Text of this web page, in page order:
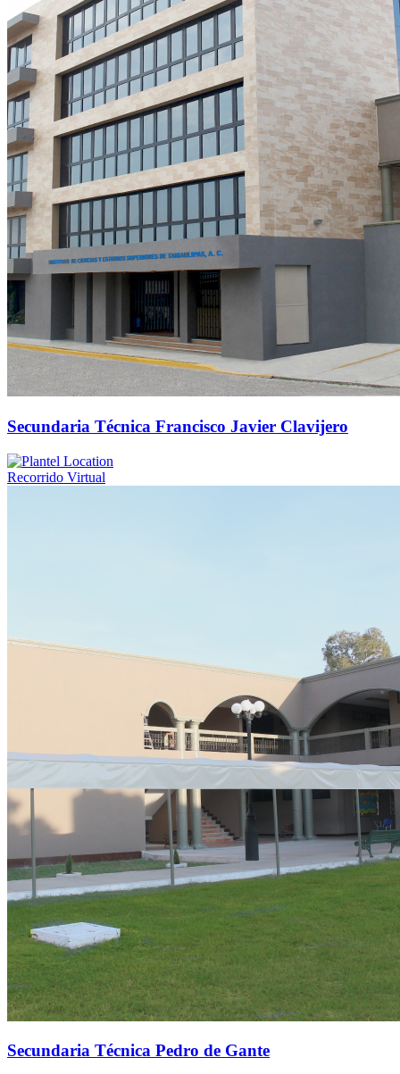
Secundaria Técnica Francisco Javier Clavijero
Recorrido Virtual
Secundaria Técnica Pedro de Gante